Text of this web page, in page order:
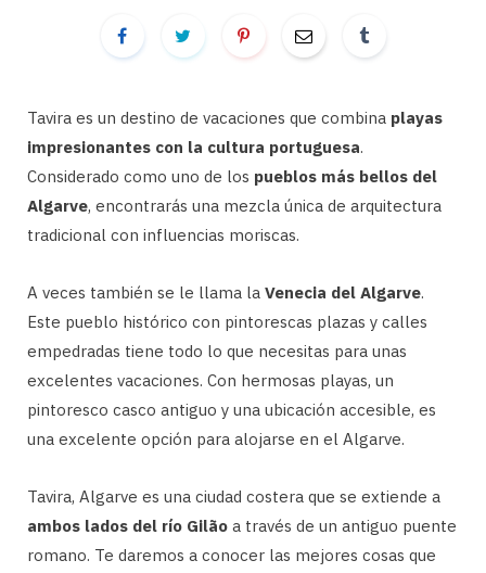
Tavira es un destino de vacaciones que combina playas
impresionantes con la cultura portuguesa.
Considerado como uno de los pueblos más bellos del
Algarve, encontrarás una mezcla única de arquitectura
tradicional con influencias moriscas.
A veces también se le llama la Venecia del Algarve.
Este pueblo histórico con pintorescas plazas y calles
empedradas tiene todo lo que necesitas para unas
excelentes vacaciones. Con hermosas playas, un
pintoresco casco antiguo y una ubicación accesible, es
una excelente opción para alojarse en el Algarve.
Tavira, Algarve es una ciudad costera que se extiende a
ambos lados del río Gilão a través de un antiguo puente
romano. Te daremos a conocer las mejores cosas que